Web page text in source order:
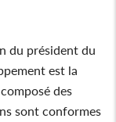
du président du
est la
des
sont conformes